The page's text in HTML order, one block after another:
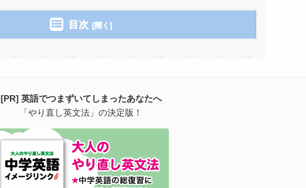
目次
[PR] 英語でつまずいてしまったあなたへ
「やり直し英文法」の決定版！